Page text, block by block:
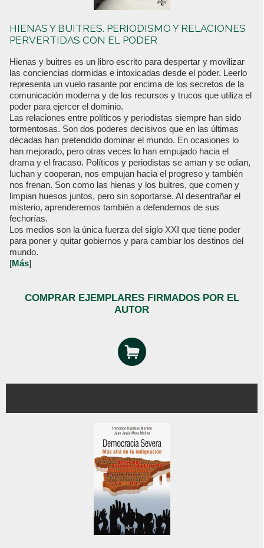
HIENAS Y BUITRES. PERIODISMO Y RELACIONES
PERVERTIDAS CON EL PODER
Hienas y buitres es un libro escrito para despertar y movilizar
las conciencias dormidas e intoxicadas desde el poder. Leerlo
representa un vuelo rasante por encima de los secretos de la
comunicación moderna y de los recursos y trucos que utiliza el
poder para ejercer el dominio.
Las relaciones entre políticos y periodistas siempre han sido
tormentosas. Son dos poderes decisivos que en las últimas
décadas han pretendido dominar el mundo. En ocasiones lo
han mejorado, pero otras veces lo han empujado hacia el
drama y el fracaso. Políticos y periodistas se aman y se odian,
luchan y cooperan, nos empujan hacia el progreso y también
nos frenan. Son como las hienas y los buitres, que comen y
limpian huesos juntos, pero sin soportarse. Al desentrañar el
misterio, aprenderemos también a defendernos de sus
fechorías.
Los medios son la única fuerza del siglo XXI que tiene poder
para poner y quitar gobiernos y para cambiar los destinos del
mundo.
[Más]
COMPRAR EJEMPLARES FIRMADOS POR EL
AUTOR